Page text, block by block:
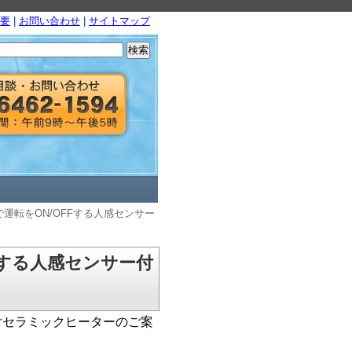
お問い合わせ サイトマップ
:
転をON/OFFする人感センサー
る人感センサー付
ラミックヒーターのご案